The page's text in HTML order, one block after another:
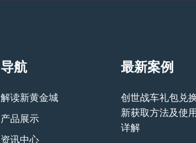
导航
解读新黄金城
产品展示
资讯中心
最新案例
创世战车礼包兑
新获取方法及使
详解